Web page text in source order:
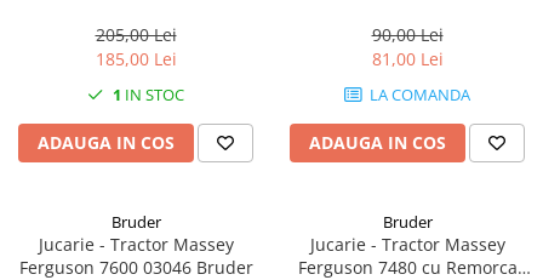
205,00 Lei
185,00 Lei
1 IN STOC
ADAUGA IN COS
90,00 Lei
81,00 Lei
LA COMANDA
ADAUGA IN COS
Bruder
Jucarie - Tractor Massey
Ferguson 7600 03046 Bruder
Bruder
Jucarie - Tractor Massey
Ferguson 7480 cu Remorca